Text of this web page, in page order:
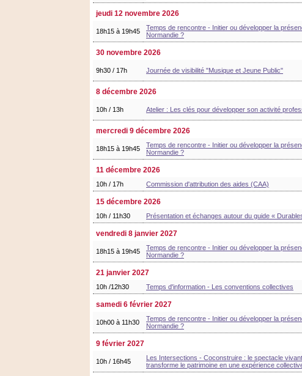
jeudi 12 novembre 2026
18h15 à 19h45
Temps de rencontre - Initier ou développer la
Normandie ?
30 novembre 2026
9h30 / 17h Journée de visibilité "Musique et Jeune Public"
8 décembre 2026
10h / 13h Atelier : Les clés pour développer son activité
mercredi 9 décembre 2026
18h15 à 19h45
Temps de rencontre - Initier ou développer la
Normandie ?
11 décembre 2026
10h / 17h Commission d'attribution des aides (CAA)
15 décembre 2026
10h / 11h30 Présentation et échanges autour du guide «
vendredi 8 janvier 2027
18h15 à 19h45
Temps de rencontre - Initier ou développer la
Normandie ?
21 janvier 2027
10h /12h30 Temps d'information - Les conventions collectives
samedi 6 février 2027
10h00 à 11h30
Temps de rencontre - Initier ou développer la
Normandie ?
9 février 2027
10h / 16h45
Les Intersections - Coconstruire : le spectacle
transforme le patrimoine en une expérience